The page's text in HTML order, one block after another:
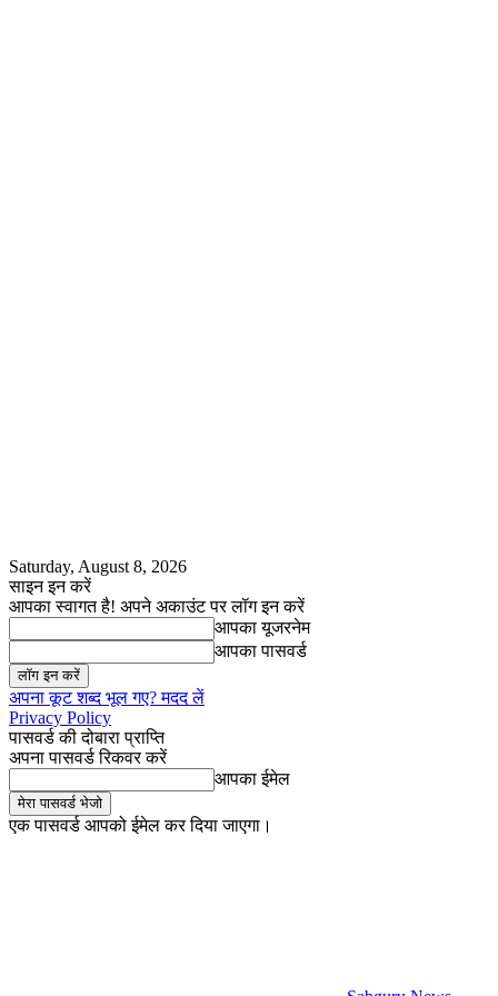
Saturday, August 8, 2026
साइन इन करें
आपका स्वागत है! अपने अकाउंट पर लॉग इन करें
आपका यूजरनेम
आपका पासवर्ड
अपना कूट शब्द भूल गए? मदद लें
Privacy Policy
पासवर्ड की दोबारा प्राप्ति
अपना पासवर्ड रिकवर करें
आपका ईमेल
एक पासवर्ड आपको ईमेल कर दिया जाएगा।